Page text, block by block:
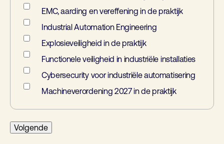
EMC, aarding en vereffening in de praktijk
Industrial Automation Engineering
Explosieveiligheid in de praktijk
Functionele veiligheid in industriële installaties
Cybersecurity voor industriële automatisering
Machineverordening 2027 in de praktijk